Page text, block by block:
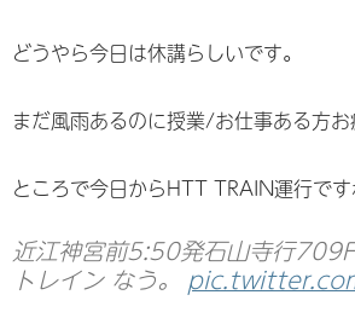
どうやら今日は休講らしいです。
まだ風雨あるのに授業/お仕事ある方お
ところで今日からHTT TRAIN運行です
近江神宮前5:50発石山寺行
トレイン なう。